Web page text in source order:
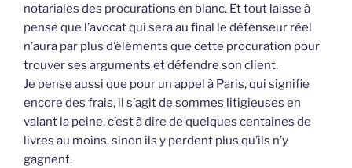
notariales des procurations en blanc. Et tout laisse à
pense que l’avocat qui sera au final le défenseur réel
n’aura par plus d’éléments que cette procuration pour
trouver ses arguments et défendre son client.
Je pense aussi que pour un appel à Paris, qui signifie
encore des frais, il s’agit de sommes litigieuses en
valant la peine, c’est à dire de quelques centaines de
livres au moins, sinon ils y perdent plus qu’ils n’y
gagnent.